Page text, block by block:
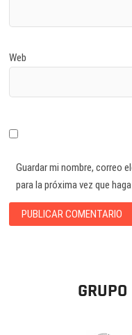
Web
Guardar mi nombre, correo
para la próxima vez que